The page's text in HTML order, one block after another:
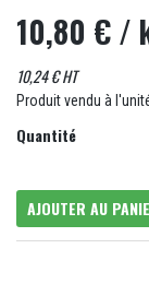
10,80 €/
10,24 € HT
Produit vendu à
Quantité
AJOUTER AU